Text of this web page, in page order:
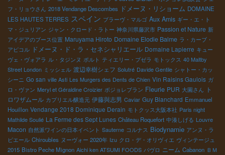
フ・リョウさん 2018 Vendange Descombes ドメーヌ・リショーム DOMAINE
LES HAUTES TERRES スペイン ブラーヴ・マルゴ Aux Amis ギー・エ・ト
マ・ジュリアン ジャン・クロード・ラトー 神奈川県藤沢市 Passion et Nature 新
アイデアのブース位置 Maruyama Hiroto Domaine Elodie Balme ラ・カーブ・
アピコル ドメーヌ・ド・ラ・セネシャリエール Domaine Lapierre キュー
ヴェ・ヴォアラ ル・タジンヌ ポルト ティエリー・プゼラ モトックス 40 Maltby
Street London ミッシェル 渡辺幸樹シェフ Solutré Davide Gentile シャトー・カッ
シーニ Go san ville Asti Les Murgers des Dents de Chien Vin Raisins Gaulois ガ
ロ・ヴァン Meryl et Géraldine Croizier ボジョレブラン Fleurie PUR 大園さん ト
ロワザムール カプリエル醸造元 伊藤與志男 Caviar Guy Blanchard Emmanuel
Houillon Vendange 2018 Dominique Derain モトクッス大阪本社 Paris night
Mathilde Soulié La Ferme des Sept Lunes Château Roquefort 中湊しげる Louvre
Macon 自然派ワインの日本イベント Sauterne コルナス Biodynamie アンヌ・ラ
ピエール Chiroubles ヌーヴォー 2020年 Izu クロ・デ・オリヴィエ ヴィンテージュ
2015 Bistro Peche Mignon Aichi ken ATSUMI FOODS パヴロ ニーム Cabanon ＢＭ